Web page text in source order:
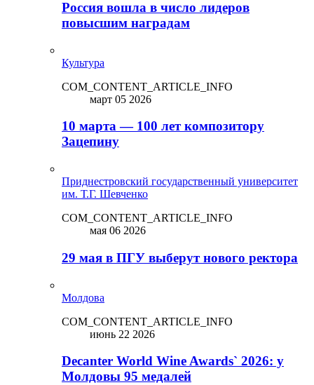
Россия вошла в число лидеров
повысшим наградам
Культура
COM_CONTENT_ARTICLE_INFO
март 05 2026
10 марта — 100 лет композитору
Зацепину
Приднестровский государственный университет
им. Т.Г. Шевченко
COM_CONTENT_ARTICLE_INFO
мая 06 2026
29 мая в ПГУ выберут нового ректора
Молдова
COM_CONTENT_ARTICLE_INFO
июнь 22 2026
Decanter World Wine Awards` 2026: у
Молдовы 95 медалей